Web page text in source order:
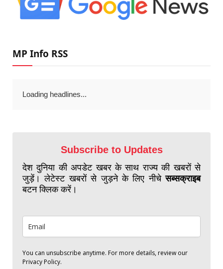
MP Info RSS
Loading headlines...
Subscribe to Updates
देश दुनिया की अपडेट खबर के साथ राज्य की खबरों से
जुड़ें। लेटेस्ट खबरों से जुड़ने के लिए नीचेसब्सक्राइब
बटन क्लिक करें।
You can unsubscribe anytime. For more details, review our
Privacy Policy.